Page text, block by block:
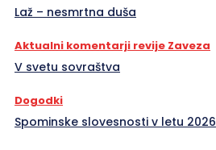
Laž – nesmrtna duša
Aktualni komentarji revije Zaveza
V svetu sovraštva
Dogodki
Spominske slovesnosti v letu 2026